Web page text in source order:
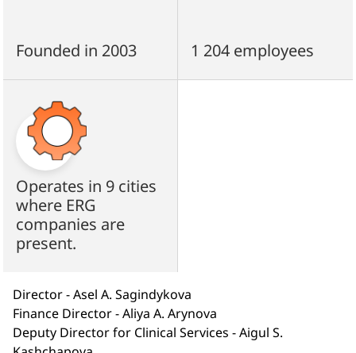
Founded in 2003 1 204 employees
Operates in 9 cities
where ERG
companies are
present.
Director - Asel A. Sagindykova
Finance Director - Aliya A. Arynova
Deputy Director for Clinical Services - Aigul S.